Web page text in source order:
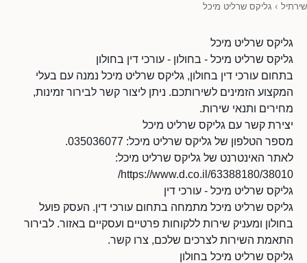
שירתיל › גליקס שרליט מיכל
גליקס שרליט מיכל
גליקס שרליט מיכל - בחולון - עורכי דין בחולון
בתחום עורכי דין בחולון, גליקס שרליט מיכל נמנה עם בעלי
המקצוע הזמינים לשירותכם. ניתן ליצור קשר לבירור זמינות,
מחירים ותנאי שירות.
יצירת קשר עם גליקס שרליט מיכל
מספר הטלפון של גליקס שרליט מיכל: 035036077.
לאתר האינטרנט של גליקס שרליט מיכל:
https://www.d.co.il/63388180/38010/
גליקס שרליט מיכל - עורכי דין
גליקס שרליט מיכל מתמחה בתחום עורכי דין. העסק פועל
בחולון ומעניק שירות ללקוחות פרטיים ועסקיים באזור. לבירור
התאמת השירות לצרכים שלכם, צרו קשר.
גליקס שרליט מיכל בחולון